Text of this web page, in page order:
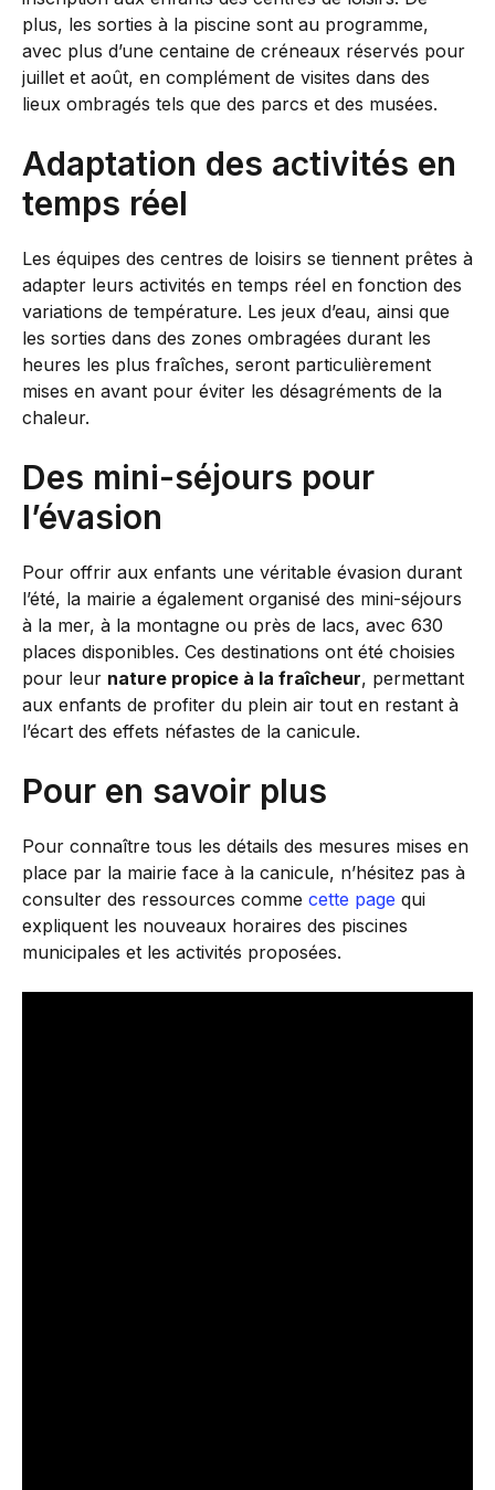
plus, les sorties à la piscine sont au programme,
avec plus d’une centaine de créneaux réservés pour
juillet et août, en complément de visites dans des
lieux ombragés tels que des parcs et des musées.
Adaptation des activités en
temps réel
Les équipes des centres de loisirs se tiennent prêtes à
adapter leurs activités en temps réel en fonction des
variations de température. Les jeux d’eau, ainsi que
les sorties dans des zones ombragées durant les
heures les plus fraîches, seront particulièrement
mises en avant pour éviter les désagréments de la
chaleur.
Des mini-séjours pour
l’évasion
Pour offrir aux enfants une véritable évasion durant
l’été, la mairie a également organisé des mini-séjours
à la mer, à la montagne ou près de lacs, avec 630
places disponibles. Ces destinations ont été choisies
pour leur nature propice à la fraîcheur, permettant
aux enfants de profiter du plein air tout en restant à
l’écart des effets néfastes de la canicule.
Pour en savoir plus
Pour connaître tous les détails des mesures mises en
place par la mairie face à la canicule, n’hésitez pas à
consulter des ressources comme cette page qui
expliquent les nouveaux horaires des piscines
municipales et les activités proposées.